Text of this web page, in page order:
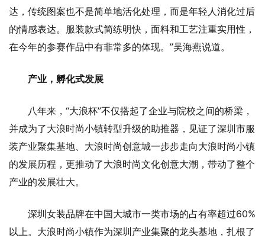
达，传统图案也不是简单地活化处理，而是年轻人消化过后
的情感表达。服装款式简练明快，面料和工艺注重实用性，
在今年的参赛作品中有非常多的体现。”吴海燕说道。
产业，孵化式发展
八年来，“大浪杯”不仅搭起了企业与院校之间的桥梁，
并成为了大浪时尚小镇转型升级的助推器，见证了深圳市服
装产业聚集基地、大浪时尚创意城一步步走向大浪时尚小镇
的发展历程，更推动了大浪时尚文化创意大潮，带动了整个
产业的发展壮大。
深圳女装品牌在中国大城市一类市场的占有率超过60%
以上。大浪时尚小镇作为深圳产业集聚的龙头基地，扎根了